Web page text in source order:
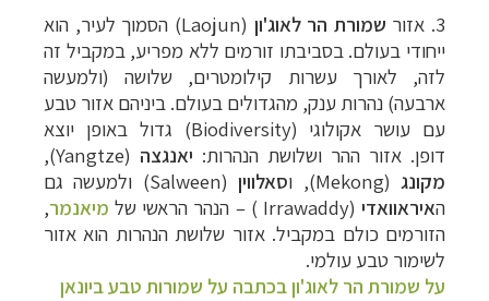
3. אזור שמורת הר לאוג'ון (Laojun)
הסמוך לעיר, הוא
ייחודי בעולם. בסביבתו זורמים ללא מפריע, במקביל זה
לזה, לאורך עשרות קילומטרים, שלושה (ולמעשה
ארבעה) נהרות ענק, מהגדולים בעולם. ביניהם אזור טבע
עם עושר אקולוגי (Biodiversity) גדול באופן יוצא
דופן. אזור ההר ושלושת הנהרות: יאנגצה (Yangtze),
מקונג (Mekong), ו סאלווין
(Salween) ולמעשה גם
האיראוואדי(Irrawaddy ) – הנהר הראשי של מיאנמר,
הזורמים כולם במקביל. אזור שלושת הנהרות הוא אזור
לשימור טבע עולמי.
על שמורת הר לאוג'ון בכתבה על שמורות טבע ביונאן